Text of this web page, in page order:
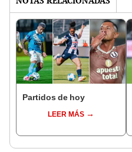
Partidos de hoy
LEER MÁS